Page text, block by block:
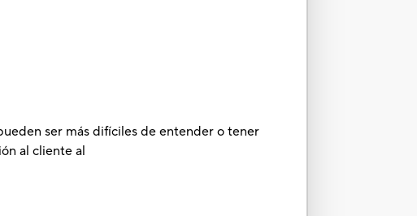
ser más difíciles de entender o tener
al cliente al